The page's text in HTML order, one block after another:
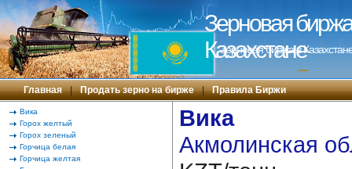
Зерновая
Казахстане
Зерновая биржа в
---
Главная | Продать зерно на бирже | Правила Биржи
Вика
Горох желтый
Горох зеленый
Горчица белая
Горчица желтая
Вика
Акмолинская